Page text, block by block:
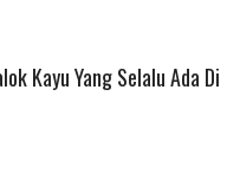
Kayu Yang Selalu Ada Di